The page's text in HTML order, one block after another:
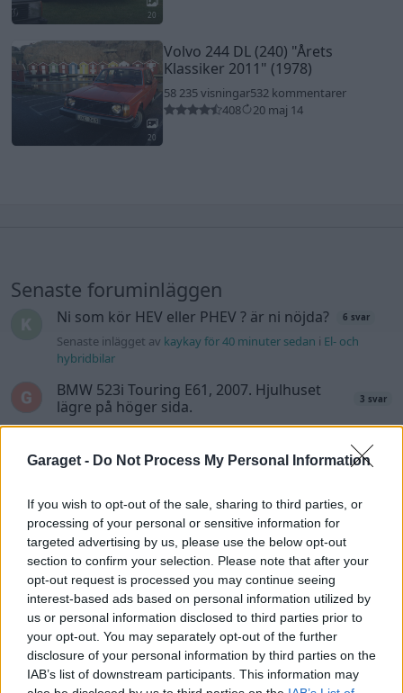
Garaget - Do Not Process My Personal Information
If you wish to opt-out of the sale, sharing to third parties, or
processing of your personal or sensitive information for
targeted advertising by us, please use the below opt-out
section to confirm your selection. Please note that after your
opt-out request is processed you may continue seeing
interest-based ads based on personal information utilized by
us or personal information disclosed to third parties prior to
your opt-out. You may separately opt-out of the further
disclosure of your personal information by third parties on the
IAB’s list of downstream participants. This information may
20
20
Volvo 244 DL (240) "Årets
Klassiker 2011" (1978)
58 235 visningar532 kommentarer
408
20 maj 14
Senaste foruminläggen
Ni som kör HEV eller PHEV ? är ni nöjda? 6 svar
Senaste inlägget av kaykay för 40 minuter sedan i El- och
hybridbilar
BMW 523i Touring E61, 2007. Hjulhuset
lägre på höger sida.
3 svar
Senaste inlägget avMossan1 för 14 timmar sedaniGenerell
Senaste inlägget avMossan1 för 14 timmar sedaniGenerell
felsökning
Bestyckningsfundering. Zenith INAT 35/40
förgasare
2 svar
Senaste inlägget avMossan1 för 19 timmar sedani
Motorteknik (Avancerad)
Jag tror att folk köper bil av helt fel
anledning.
39 svar
Senaste inlägget av elektronikfreak för 22 timmar sedani